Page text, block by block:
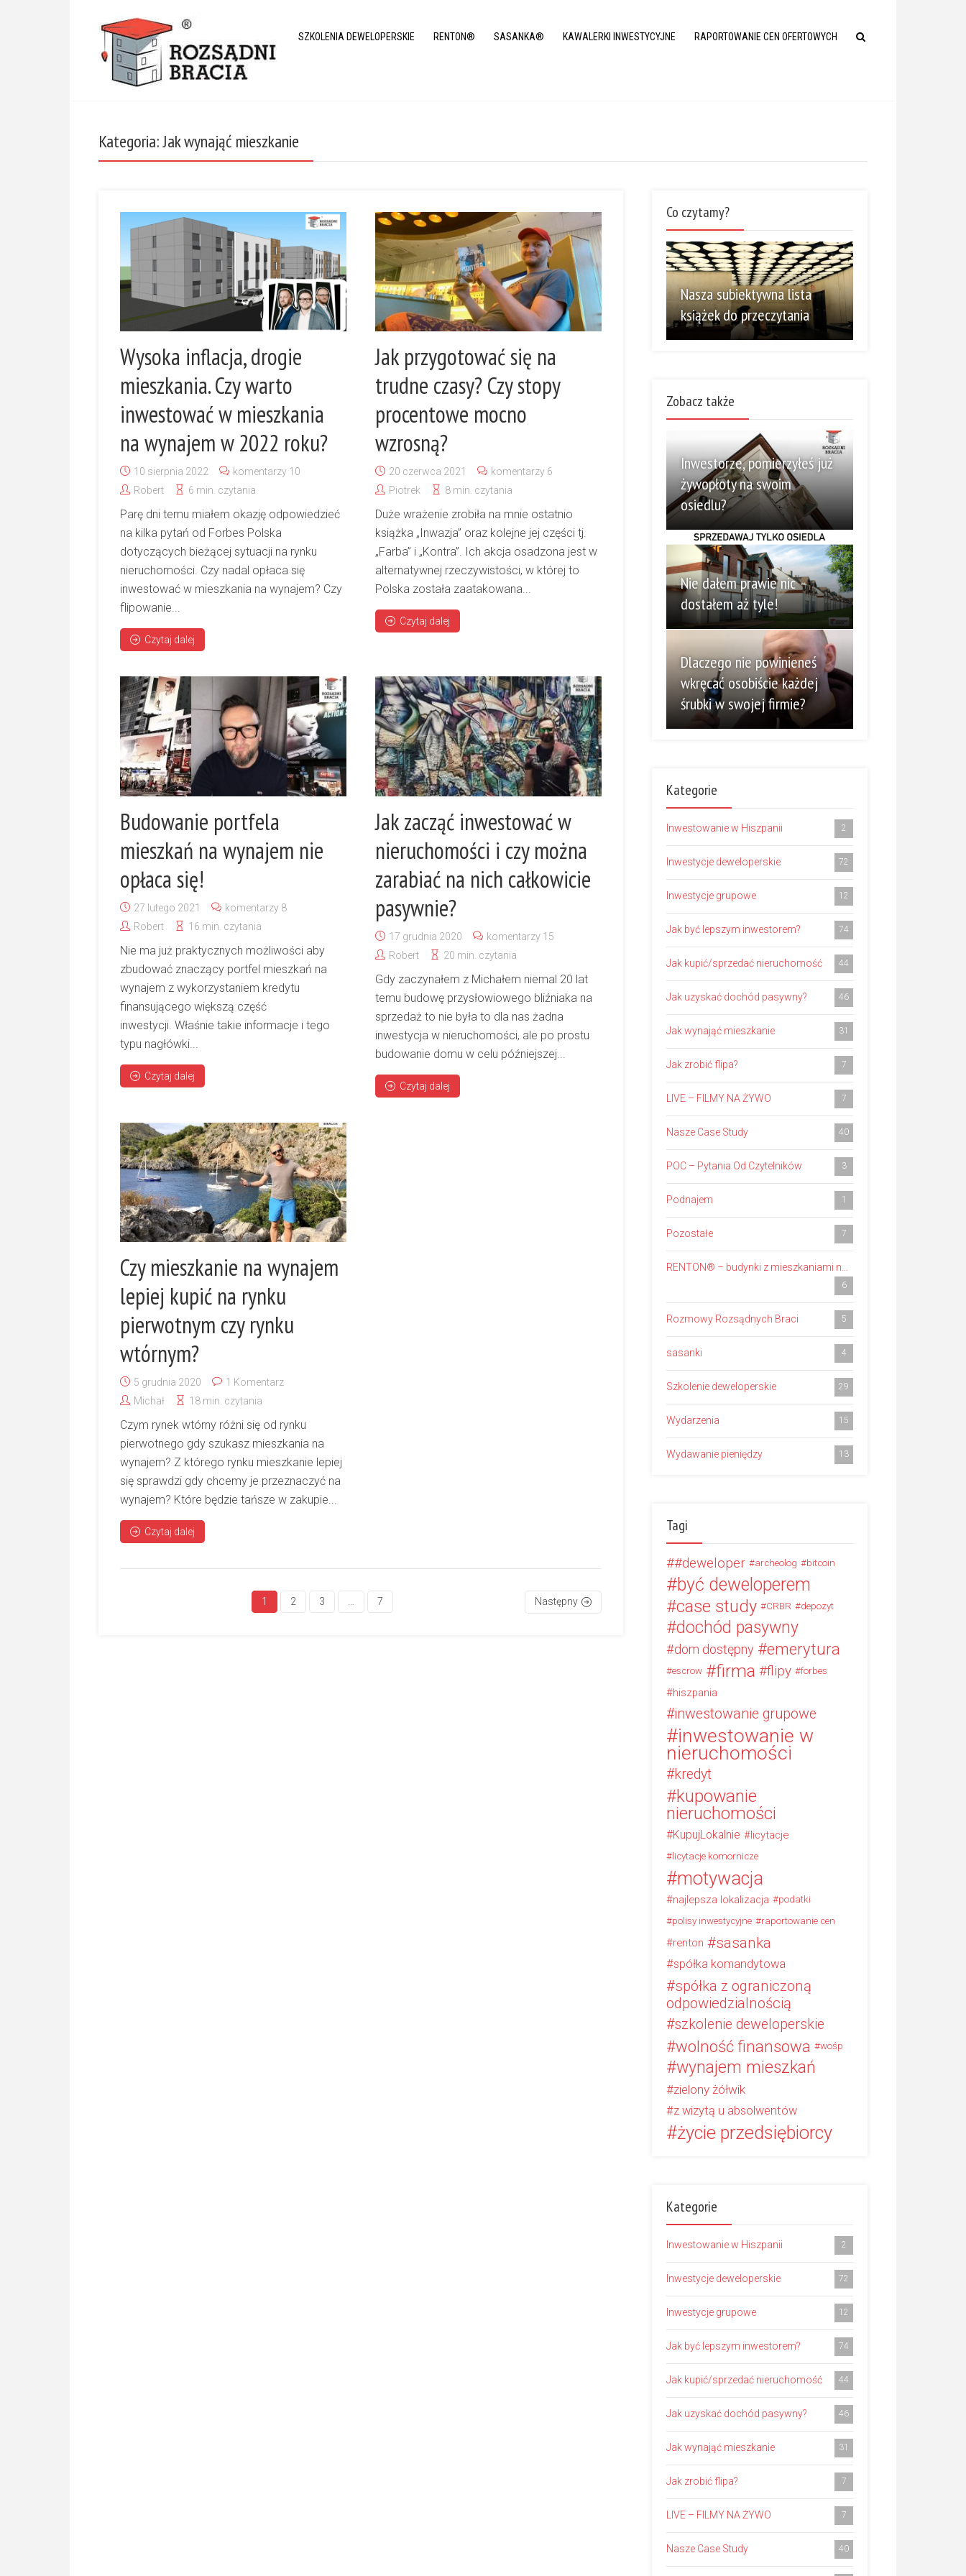
SZKOLENIA DEWELOPERSKIE RENTON® SASANKA® KAWALERKI INWESTYCYJNE RAPORTOWANIE CEN OFERTOWYCH
Kategoria: Jak wynająć mieszkanie
Wysoka inflacja, drogie
mieszkania. Czy warto
inwestować w mieszkania
na wynajem w 2022 roku?
10 sierpnia 2022
komentarzy 10
Robert
6 min. czytania
Parę dni temu miałem okazję odpowiedzieć
na kilka pytań od Forbes Polska
dotyczących bieżącej sytuacji na rynku
nieruchomości. Czy nadal opłaca się
inwestować w mieszkania na wynajem? Czy
flipowanie...
Czytaj dalej
Jak przygotować się na
trudne czasy? Czy stopy
procentowe mocno
wzrosną?
20 czerwca 2021
komentarzy 6
Piotrek
8 min. czytania
Duże wrażenie zrobiła na mnie ostatnio
książka „Inwazja” oraz kolejne jej części tj.
„Farba” i „Kontra”. Ich akcja osadzona jest w
alternatywnej rzeczywistości, w której to
Polska została zaatakowana...
Czytaj dalej
Budowanie portfela
mieszkań na wynajem nie
opłaca się!
27 lutego 2021
komentarzy 8
Robert
16 min. czytania
Nie ma już praktycznych możliwości aby
zbudować znaczący portfel mieszkań na
wynajem z wykorzystaniem kredytu
finansującego większą część
inwestycji. Właśnie takie informacje i tego
typu nagłówki...
Czytaj dalej
Jak zacząć inwestować w
nieruchomości i czy można
zarabiać na nich całkowicie
pasywnie?
17 grudnia 2020
komentarzy 15
Robert
20 min. czytania
Gdy zaczynałem z Michałem niemal 20 lat
temu budowę przysłowiowego bliźniaka na
sprzedaż to nie była to dla nas żadna
inwestycja w nieruchomości, ale po prostu
budowanie domu w celu późniejszej...
Czytaj dalej
Czy mieszkanie na wynajem
lepiej kupić na rynku
pierwotnym czy rynku
wtórnym?
5 grudnia 2020
1 Komentarz
Michał
18 min. czytania
Czym rynek wtórny różni się od rynku
pierwotnego gdy szukasz mieszkania na
wynajem? Z którego rynku mieszkanie lepiej
się sprawdzi gdy chcemy je przeznaczyć na
wynajem? Które będzie tańsze w zakupie...
Czytaj dalej
1 2 3 … 7 Następny
Co czytamy?
Nasza subiektywna lista
książek do przeczytania
Zobacz także
Inwestorze, pomierzyłeś już
żywopłoty na swoim
osiedlu?
Nie dałem prawie nic –
dostałem aż tyle!
Dlaczego nie powinieneś
wkręcać osobiście każdej
śrubki w swojej firmie?
Kategorie
Inwestowanie w Hiszpanii 2
Inwestycje deweloperskie 72
Inwestycje grupowe 12
Jak być lepszym inwestorem? 74
Jak kupić/sprzedać nieruchomość 44
Jak uzyskać dochód pasywny? 46
Jak wynająć mieszkanie 31
Jak zrobić flipa? 7
LIVE – FILMY NA ŻYWO 7
Nasze Case Study 40
POC – Pytania Od Czytelników 3
Podnajem 1
Pozostałe 7
6
Rozmowy Rozsądnych Braci 5
sasanki 4
Szkolenie deweloperskie 29
Wydarzenia 15
Wydawanie pieniędzy 13
Tagi
#deweloper archeolog bitcoin
być deweloperem
case study CRBR depozyt
dochód pasywny
dom dostępny emerytura
escrow firma flipy forbes
hiszpania
inwestowanie grupowe
inwestowanie w
nieruchomości
kredyt
kupowanie
nieruchomości
KupujLokalnie licytacje
licytacje komornicze
motywacja
najlepsza lokalizacja
podatki
polisy inwestycyjne
raportowanie cen
renton sasanka
spółka komandytowa
spółka z ograniczoną
odpowiedzialnością
szkolenie deweloperskie
wolność finansowa wośp
wynajem mieszkań
zielony żółwik
z wizytą u absolwentów
życie przedsiębiorcy
Kategorie
Inwestowanie w Hiszpanii 2
Inwestycje deweloperskie 72
Inwestycje grupowe 12
Jak być lepszym inwestorem? 74
Jak kupić/sprzedać nieruchomość 44
Jak uzyskać dochód pasywny? 46
Jak wynająć mieszkanie 31
Jak zrobić flipa? 7
LIVE – FILMY NA ŻYWO 7
Nasze Case Study 40